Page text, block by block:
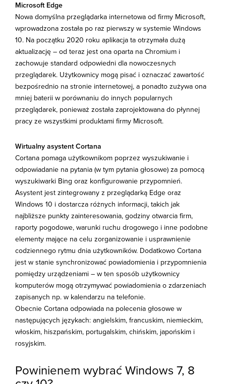
Microsoft Edge
Nowa domyślna przeglądarka internetowa od firmy Microsoft,
wprowadzona została po raz pierwszy w systemie Windows
10. Na początku 2020 roku aplikacja ta otrzymała dużą
aktualizację – od teraz jest ona oparta na Chromium i
zachowuje standard odpowiedni dla nowoczesnych
przeglądarek. Użytkownicy mogą pisać i oznaczać zawartość
bezpośrednio na stronie internetowej, a ponadto zużywa ona
mniej baterii w porównaniu do innych popularnych
przeglądarek, ponieważ została zaprojektowana do płynnej
pracy ze wszystkimi produktami firmy Microsoft.
Wirtualny asystent Cortana
Cortana pomaga użytkownikom poprzez wyszukiwanie i
odpowiadanie na pytania (w tym pytania głosowe) za pomocą
wyszukiwarki Bing oraz konfigurowanie przypomnień.
Asystent jest zintegrowany z przeglądarką Edge oraz
Windows 10 i dostarcza różnych informacji, takich jak
najbliższe punkty zainteresowania, godziny otwarcia firm,
raporty pogodowe, warunki ruchu drogowego i inne podobne
elementy mające na celu zorganizowanie i usprawnienie
codziennego rytmu dnia użytkowników. Dodatkowo Cortana
jest w stanie synchronizować powiadomienia i przypomnienia
pomiędzy urządzeniami – w ten sposób użytkownicy
komputerów mogą otrzymywać powiadomienia o zdarzeniach
zapisanych np. w kalendarzu na telefonie.
Obecnie Cortana odpowiada na polecenia głosowe w
następujących językach: angielskim, francuskim, niemieckim,
włoskim, hiszpańskim, portugalskim, chińskim, japońskim i
rosyjskim.
Powinienem wybrać Windows 7, 8